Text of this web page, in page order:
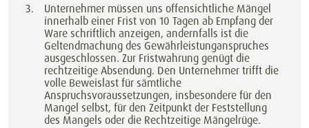
Unternehmer müssen uns offensichtliche Mängel
innerhalb einer Frist von 10 Tagen ab Empfang der
Ware schriftlich anzeigen, andernfalls ist die
Geltendmachung des Gewährleistunganspruches
ausgeschlossen. Zur Fristwahrung genügt die
rechtzeitige Absendung. Den Unternehmer trifft die
volle Beweislast für sämtliche
Anspruchsvoraussetzungen, insbesondere für den
Mangel selbst, für den Zeitpunkt der Feststellung
des Mangels oder die Rechtzeitige Mängelrüge.